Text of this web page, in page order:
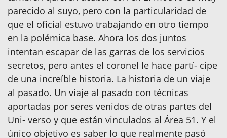
parecido al suyo, pero con la particularidad de
que el oficial estuvo trabajando en otro tiempo
en la polémica base. Ahora los dos juntos
intentan escapar de las garras de los servicios
secretos, pero antes el coronel le hace partí- cipe
de una increíble historia. La historia de un viaje
al pasado. Un viaje al pasado con técnicas
aportadas por seres venidos de otras partes del
Uni- verso y que están vinculados al Área 51. Y el
único objetivo es saber lo que realmente pasó